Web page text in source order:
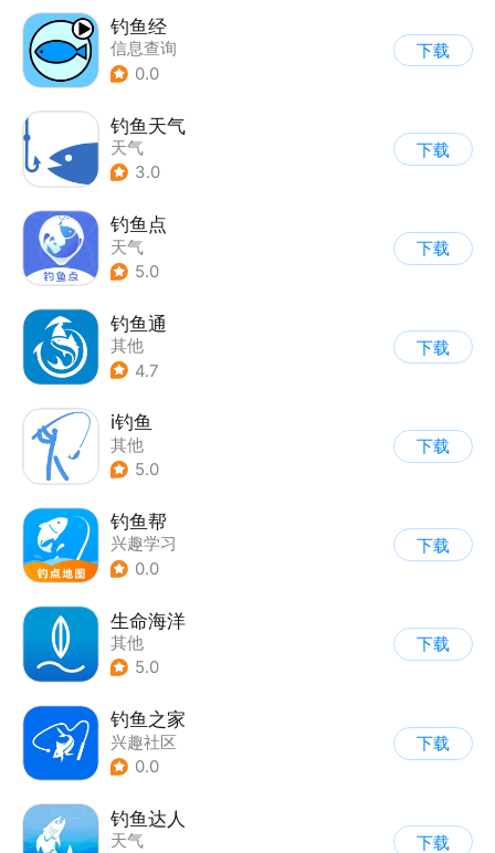
钓鱼经
信息查询
0.0
下载
钓鱼天气
天气
3.0
下载
钓鱼点
天气
5.0
下载
钓鱼通
其他
4.7
下载
i钓鱼
其他
5.0
下载
钓鱼帮
兴趣学习
0.0
下载
生命海洋
其他
5.0
下载
钓鱼之家
兴趣社区
0.0
下载
钓鱼达人
天气
下载